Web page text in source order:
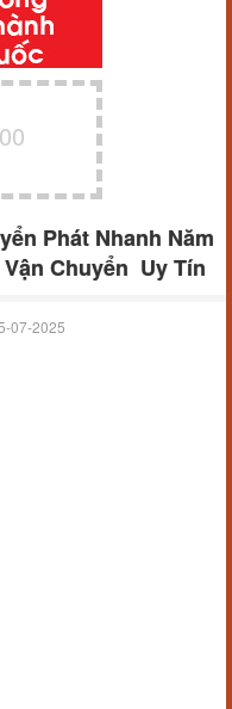
Phát Nhanh Năm
Chuyển Uy Tín
07-2025